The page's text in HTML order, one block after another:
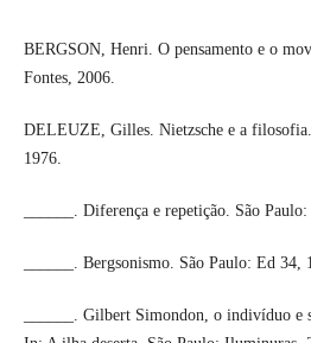
BERGSON, Henri. O pensamento e o
Fontes, 2006.
DELEUZE, Gilles. Nietzsche e a
1976.
______. Diferença e repetição. São
______. Bergsonismo. São Paulo: Ed 34,
______. Gilbert Simondon, o indivíduo e